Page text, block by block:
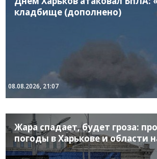
кладбище (дополнено)
08.08.2026, 21:07
Жара спадает, будет гроза:
погоды в Харькове и области